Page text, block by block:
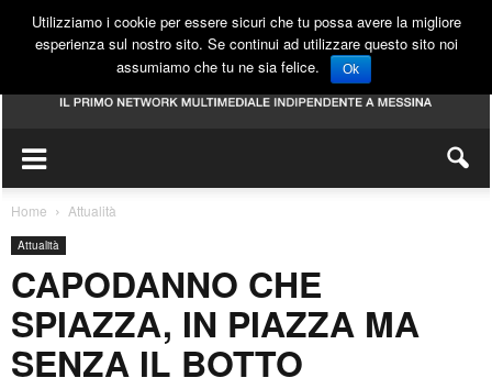
Home Attualità
Attualità
CAPODANNO CHE
SPIAZZA, IN PIAZZA MA
SENZA IL BOTTO
Utilizziamo i cookie per essere sicuri che tu possa avere la migliore
esperienza sul nostro sito. Se continui ad utilizzare questo sito noi
assumiamo che tu ne sia felice.
Ok